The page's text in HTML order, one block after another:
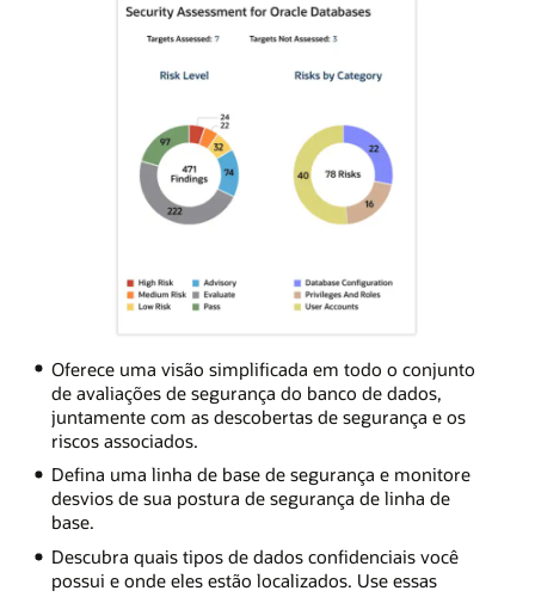
Oferece uma visão simplificada em todo o conjunto
de avaliações de segurança do banco de dados,
juntamente com as descobertas de segurança e os
riscos associados.
Defina uma linha de base de segurança e monitore
desvios de sua postura de segurança de linha de
base.
Descubra quais tipos de dados confidenciais você
possui e onde eles estão localizados. Use essas